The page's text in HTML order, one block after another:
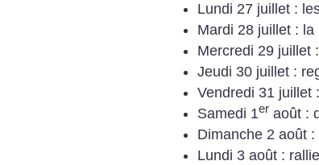
Lundi 27 juillet :
Mardi 28 juillet : la
Mercredi 29 juillet
Jeudi 30 juillet :
Vendredi 31 juillet
Samedi 1er août :
Dimanche 2 août
Lundi 3 août :